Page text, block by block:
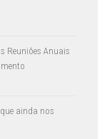
Reuniões Anuais
ainda nos